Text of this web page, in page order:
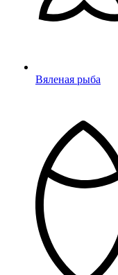
Вяленая рыба